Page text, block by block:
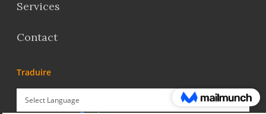
Services
Contact
Traduire